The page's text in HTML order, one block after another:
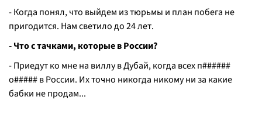
- Когда понял, что выйдем из тюрьмы и план побега не
пригодится. Нам светило до 24 лет.
- Что с тачками, которые в России?
- Приедут ко мне на виллу в Дубай, когда всех п######
о##### в России. Их точно никогда никому ни за какие
бабки не продам...